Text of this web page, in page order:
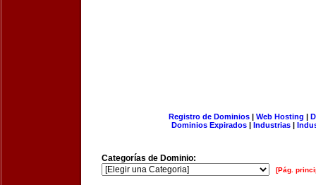
Registro de Dominios| Web Hosting |
Dominios Expirados | Industrias |
Categorías de Dominio:
[Pág.